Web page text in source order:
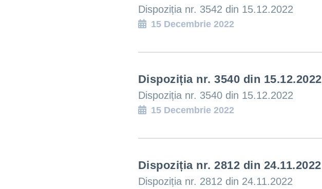
Dispoziția nr. 3542 din 15.12.2022
15 Decembrie 2022
Dispoziția nr. 3540 din 15.12.2022
Dispoziția nr. 3540 din 15.12.2022
15 Decembrie 2022
Dispoziția nr. 2812 din 24.11.2022
Dispoziția nr. 2812 din 24.11.2022